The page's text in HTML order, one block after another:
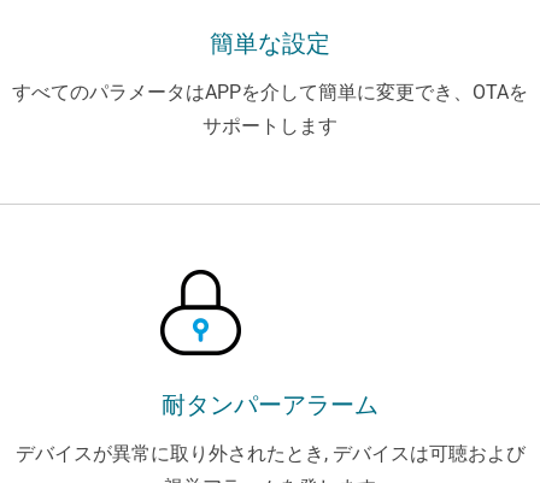
簡単な設定
すべてのパラメータはAPPを介して簡単に変更でき、OTAを
サポートします
耐タンパーアラーム
デバイスが異常に取り外されたとき, デバイスは可聴および